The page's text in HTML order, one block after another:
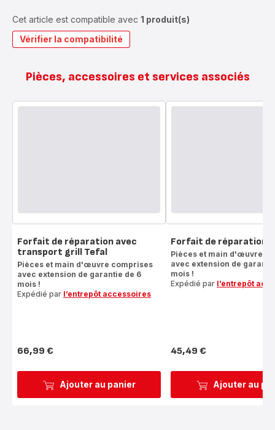
Cet article est compatible avec 1 produit(s)
Vérifier la compatibilité
Pièces, accessoires et services associés
Ajouter au panier
Forfait de réparation avec
transport grill Tefal
Pièces et main d'œuvre comprises
avec extension de garantie de 6
mois !
Expédié par l’entrepôt accessoires
Prix
66,99 €
Ajouter au
Forfait de réparation
Pièces et main d'œuvre
avec extension de
mois !
Expédié par l’entrepôt
Prix
45,49 €